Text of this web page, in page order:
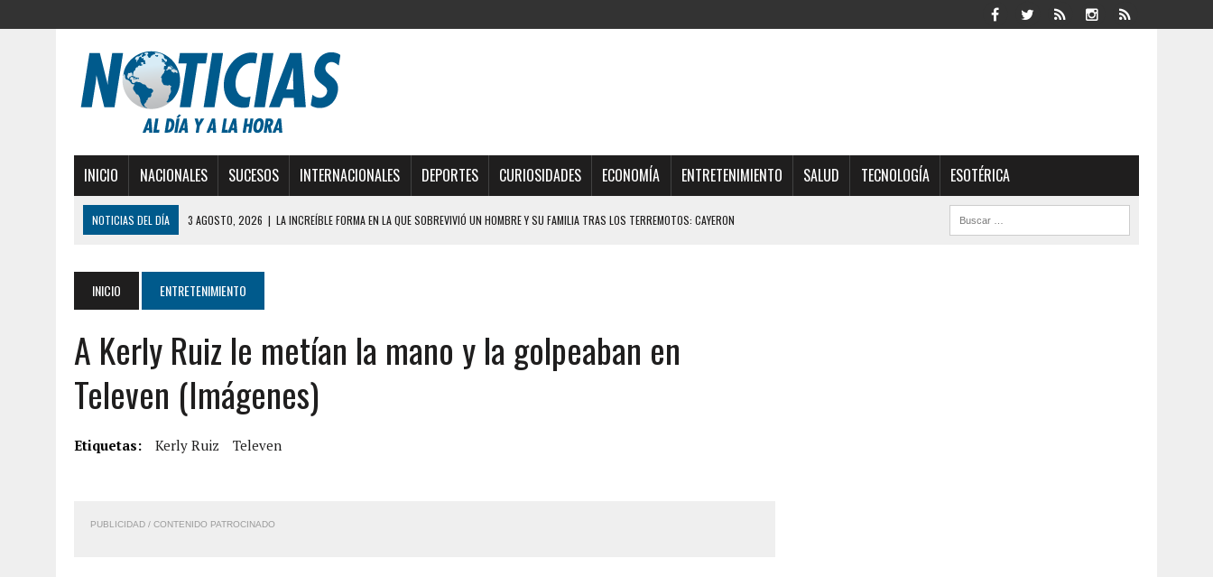
INICIO NACIONALES SUCESOS INTERNACIONALES DEPORTES CURIOSIDADES ECONOMÍA ENTRETENIMIENTO SALUD TECNOLOGÍA ESOTÉRICA
NOTICIAS DEL DÍA 3 AGOSTO, 2026 | LA INCREÍBLE FORMA EN LA QUE SOBREVIVIÓ UN HOMBRE Y SU FAMILIA TRAS LOS TERREMOTOS: CAYERON
2 AGOSTO, 2026 | AYUDABA A PERSONAS EN SITUACIÓN DE CALLE Y MURIÓ A MANOS DE VARIOS DE ELLOS EN MATURÍN
2 AGOSTO, 2026
| COLAPSÓ TECHO DE UNA VIVIENDA EN EL CENTRO DE CARACAS CON MÁS DE 20 PERSONAS ADENTRO
2 AGOSTO, 2026
| FALCÓN: MUJER ATACÓ CON UN CUCHILLO A SUS HIJOS, UNO PERDIÓ LA VIDA
6 AGOSTO, 2026
MISTERIOSA MUERTE DE MODELO EN MONAGAS: HALLARON EL CUERPO DENTRO DE SU CASA
6 AGOSTO, 2026
CONMOCIÓN EN COLORADO POR ASESINATO DE UNA ADOLESCENTE VENEZOLANA EN REUNIÓN CON AMIGOS
5 AGOSTO, 2026 | HORROR EN BARINAS: UN HOMBRE INDUJO AL SUICIDIO A UNA ADOLESCENTE DE 13 AÑOS TRAS ABUSAR DE ELLA
INICIO ENTRETENIMIENTO
A Kerly Ruiz le metían la mano y la golpeaban en
Televen (Imágenes)
Etiquetas: Kerly Ruiz Televen
PUBLICIDAD / CONTENIDO PATROCINADO